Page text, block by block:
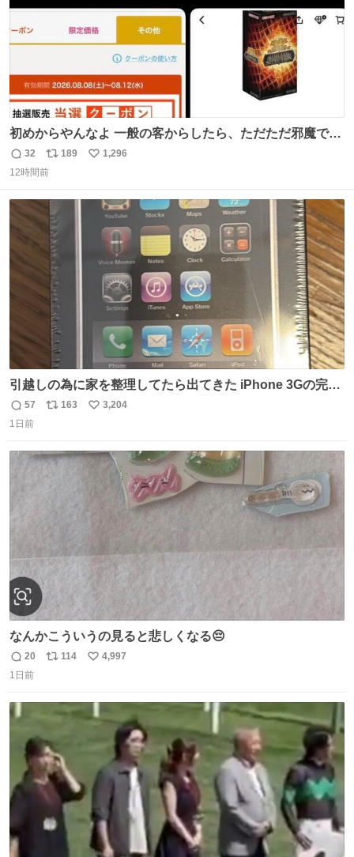
初めからやんなよ 一般の客からしたら、ただただ邪魔でし
かないのよ
返
信
32
リ
ポ
ト
数
189
い
1,296
12時間前
引越しの為に家を整理してたら出てきた iPhone 3Gの完全
未開封品 かなり前に楽天だかで買った多分未使用のデモ機
で-が出るのだと思うんだよね ヤフオクで売れてない190万
本初のモデルではあるけど´д` ; #Apple #iPhone3G
返
信
57
リ
ト
数
163
い
3,204
1日前
なんかこういうの見ると悲しくなる😔
返
信
20
リ
ト
114
い
数
4,997
1日前